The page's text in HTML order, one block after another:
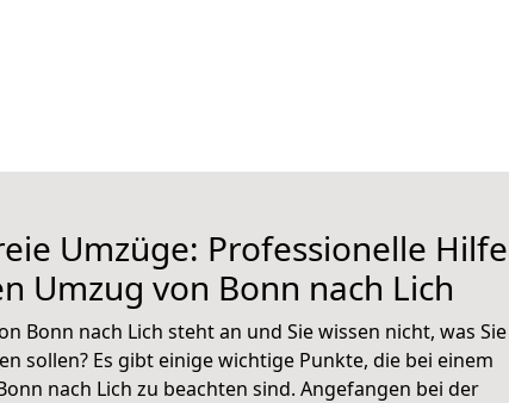
Umzüge: Professionelle Hilfe
Umzug von Bonn nach Lich
Bonn nach Lich steht an und Sie wissen nicht, was Sie
sollen? Es gibt einige wichtige Punkte, die bei einem
nach Lich zu beachten sind. Angefangen bei der